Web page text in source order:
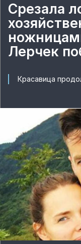
Срезала
Лерчек
Красавица